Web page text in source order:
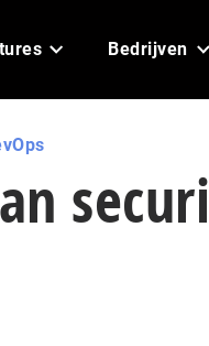
Bedrijven